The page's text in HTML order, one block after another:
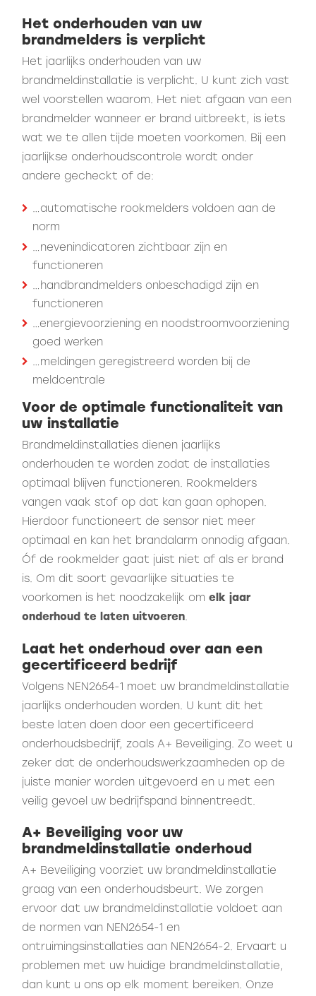
Het onderhouden van uw
brandmelders is verplicht
Het jaarlijks onderhouden van uw
brandmeldinstallatie is verplicht. U kunt zich vast
wel voorstellen waarom. Het niet afgaan van een
brandmelder wanneer er brand uitbreekt, is iets
wat we te allen tijde moeten voorkomen. Bij een
jaarlijkse onderhoudscontrole wordt onder
andere gecheckt of de:
…automatische rookmelders voldoen aan de
norm
…nevenindicatoren zichtbaar zijn en
functioneren
…handbrandmelders onbeschadigd zijn en
functioneren
…energievoorziening en noodstroomvoorziening
goed werken
…meldingen geregistreerd worden bij de
meldcentrale
Voor de optimale functionaliteit van
uw installatie
Brandmeldinstallaties dienen jaarlijks
onderhouden te worden zodat de installaties
optimaal blijven functioneren. Rookmelders
vangen vaak stof op dat kan gaan ophopen.
Hierdoor functioneert de sensor niet meer
optimaal en kan het brandalarm onnodig afgaan.
Óf de rookmelder gaat juist niet af als er brand
is. Om dit soort gevaarlijke situaties te
voorkomen is het noodzakelijk omelk jaar
onderhoud te laten uitvoeren.
Laat het onderhoud over aan een
gecertificeerd bedrijf
Volgens NEN2654-1 moet uw brandmeldinstallatie
jaarlijks onderhouden worden. U kunt dit het
beste laten doen door een gecertificeerd
onderhoudsbedrijf, zoals A+ Beveiliging. Zo weet u
zeker dat de onderhoudswerkzaamheden op de
juiste manier worden uitgevoerd en u met een
veilig gevoel uw bedrijfspand binnentreedt.
A+ Beveiliging voor uw
brandmeldinstallatie onderhoud
A+ Beveiliging voorziet uw brandmeldinstallatie
graag van een onderhoudsbeurt. We zorgen
ervoor dat uw brandmeldinstallatie voldoet aan
de normen van NEN2654-1 en
ontruimingsinstallaties aan NEN2654-2. Ervaart u
problemen met uw huidige brandmeldinstallatie,
dan kunt u ons op elk moment bereiken. Onze